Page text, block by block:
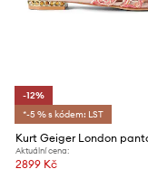
-12%
*-5 % s kódem: LST
Aktuální cena:
2899 Kč